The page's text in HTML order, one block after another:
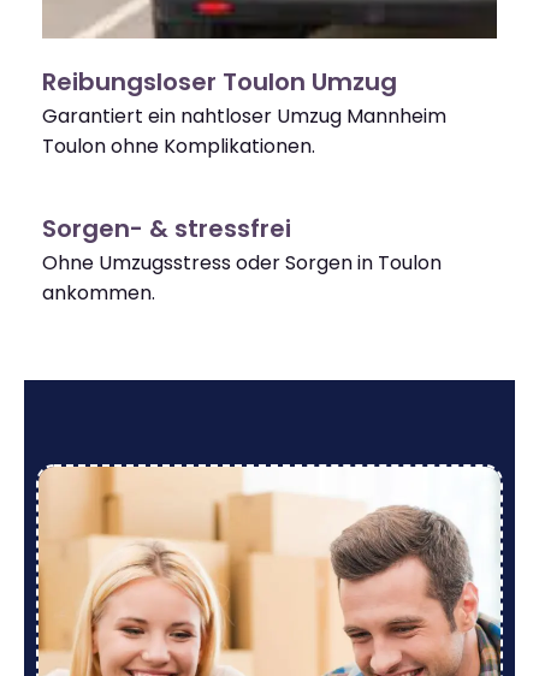
Reibungsloser Toulon Umzug
Garantiert ein nahtloser Umzug Mannheim
Toulon ohne Komplikationen.
Sorgen- & stressfrei
Ohne Umzugsstress oder Sorgen in Toulon
ankommen.